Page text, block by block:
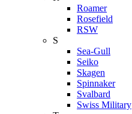
Roamer
Rosefield
RSW
S
Sea-Gull
Seiko
Skagen
Spinnaker
Svalbard
Swiss Military